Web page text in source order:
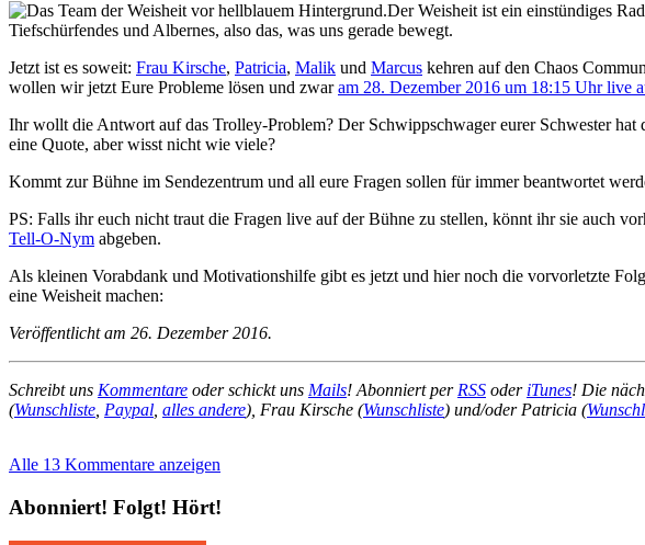
Der Weisheit ist ein einstündiges
Tiefschürfendes und Albernes, also das, was uns gerade bewegt.
Jetzt ist es soweit: Frau Kirsche, Patricia, Malik und Marcus kehren auf den Chaos
wollen wir jetzt Eure Probleme lösen und zwaram 28. Dezember 2016 um 18:15 Uhr live
Ihr wollt die Antwort auf das Trolley-Problem? Der Schwippschwager eurer Schwester
eine Quote, aber wisst nicht wie viele?
Kommt zur Bühne im Sendezentrum und all eure Fragen sollen für immer beantwortet
PS: Falls ihr euch nicht traut die Fragen live auf der Bühne zu stellen, könnt ihr sie auch
Tell-O-Nym abgeben.
Als kleinen Vorabdank und Motivationshilfe gibt es jetzt und hier noch die vorvorletzte
eine Weisheit machen:
Veröffentlicht am 26. Dezember 2016.
Schreibt uns Kommentare oder schickt uns Mails! Abonniert perRSS oder iTunes! Die
(Wunschliste, Paypal, alles andere), Frau Kirsche (Wunschliste) und/oder Patricia (
Alle 13 Kommentare anzeigen
Abonniert! Folgt! Hört!